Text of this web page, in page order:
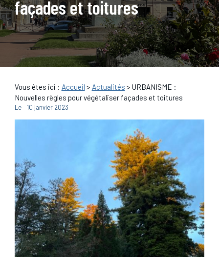
façades et toitures
Vous êtes ici : Accueil > Actualités > URBANISME :
Nouvelles règles pour végétaliser façades et toitures
Le 10 janvier 2023